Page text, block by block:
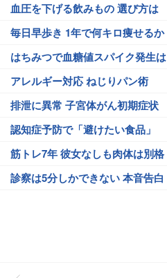
血圧を下げる飲みもの 選び方は
毎日早歩き 1年で何キロ痩せるか
はちみつで血糖値スパイク発生は
アレルギー対応 ねじりパン術
排泄に異常 子宮体がん初期症状
認知症予防で「避けたい食品」
筋トレ7年 彼女なしも肉体は別格
診察は5分しかできない 本音告白